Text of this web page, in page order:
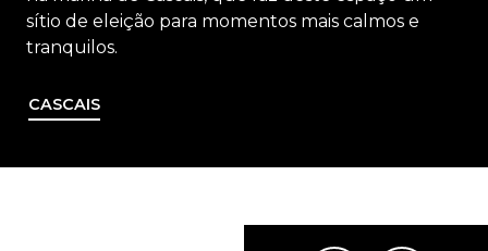
sítio de eleição para momentos mais calmos e
tranquilos.
CASCAIS